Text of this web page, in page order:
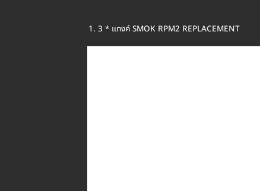
3 * แทงค์ SMOK RPM2 REPLACEMENT